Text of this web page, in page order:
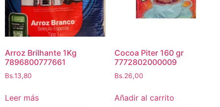
Arroz Brilhante 1Kg
7896800777661
Bs.13,80
Leer más
Cocoa Piter 160 gr
7772802000009
Bs.26,00
Añadir al carrito